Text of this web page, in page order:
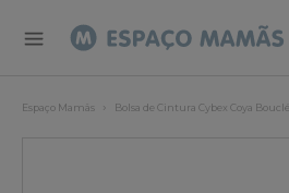
Espaço Mamãs Bolsa de Cintura Cybex Coya Bouclé